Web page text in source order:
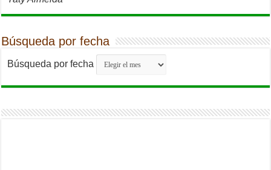
Búsqueda por fecha
Búsqueda por fecha